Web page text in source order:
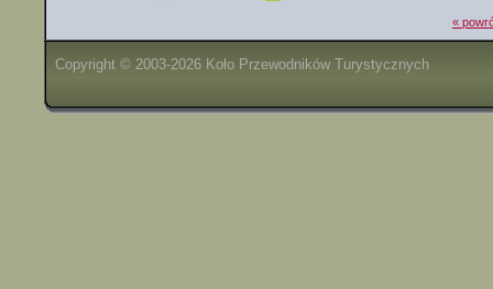
«
Copyright © 2003-2026 Koło Przewodników Turystycznych